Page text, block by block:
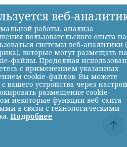
веб-
работы, анализа
пользовательского опыта на
системы веб-аналитики
которые могут размещать на
файлы. Продолжая
с применением указанных
cookie-файлов. Вы можете
вашего устройства через
размещение cookie-
некоторые функции веб-сайта
в связи с технологическими
Подробнее